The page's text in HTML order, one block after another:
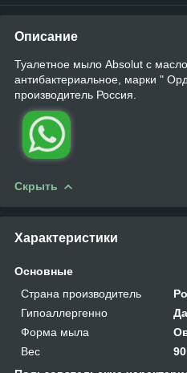
Описание
Туалетное мыло Absolut с
антибактериальное, марки "
производитель Россия.
Скрыть
Характеристики
Основные
Страна производитель
Гипоаллергенно
Да
Форма мыла
Вес